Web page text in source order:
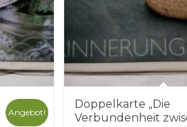
Angebot!
Doppelkarte „Die
Verbundenheit